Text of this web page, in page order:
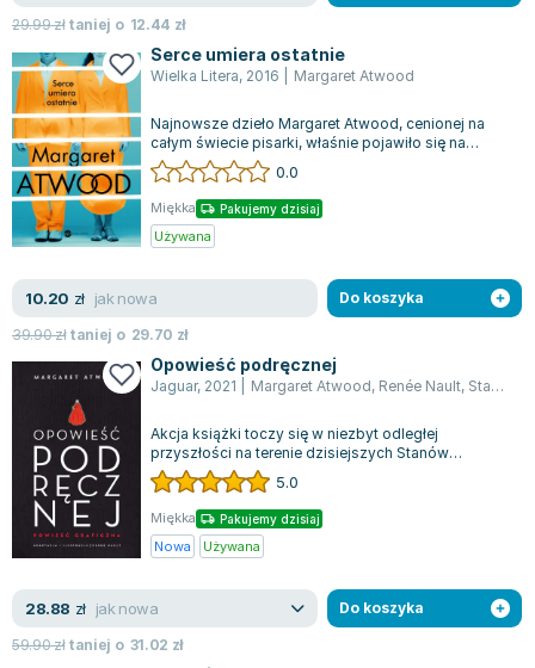
Agnieszka Maciąg
Barbara Wrzesińska
Terry Pratchett
Virginia Woolf
Lorraine Warren
Ajahn Brahm
Lucinda Riley
Jacek Walkiewicz
29.99złtaniej o 12.44 zł
Serce umiera ostatnie
Wielka Litera, 2016 Margaret Atwood
Najnowsze dzieło Margaret Atwood, cenionej na
całym świecie pisarki, właśnie pojawiło się na
polskim rynku. Książka przedstawia lo...
0.0
Miękka Pakujemy dzisiaj
Używana
10.20 zł jak nowa
39.90złtaniej o 29.70 zł
Do koszyka
Opowieść podręcznej
Jaguar, 2021 Margaret Atwood, Renée Nault, Stanisław Kroszcyński
Akcja książki toczy się w niezbyt odległej
przyszłości na terenie dzisiejszych Stanów
Zjednoczonych, gdzie powstało państwo o nazw...
5.0
Miękka Pakujemy dzisiaj
Nowa Używana
28.88 zł jak nowa
59.90złtaniej o 31.02 zł
Do koszyka